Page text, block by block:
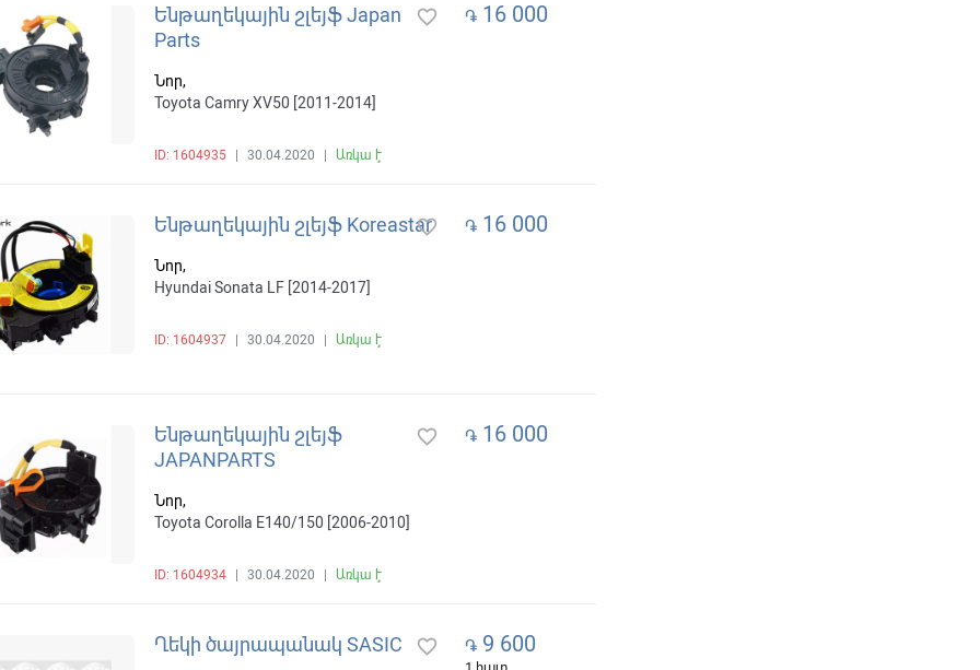
Ենթաղեկային շլեյֆ Japan
Parts
Նոր,
Toyota Camry XV50 [2011-2014]
ID: 1604935 30.04.2020 Առկա է
favorite_border ֏ 16 000
Ենթաղեկային շլեյֆ Koreastar
Նոր,
Hyundai Sonata LF [2014-2017]
ID: 1604937 30.04.2020 Առկա է
favorite_border ֏ 16 000
Ենթաղեկային շլեյֆ
JAPANPARTS
Նոր,
Toyota Corolla E140/150 [2006-2010]
ID: 1604934 30.04.2020 Առկա է
favorite_border ֏ 16 000
Ղեկի ծայրապանակ SASIC favorite_border ֏ 9 600